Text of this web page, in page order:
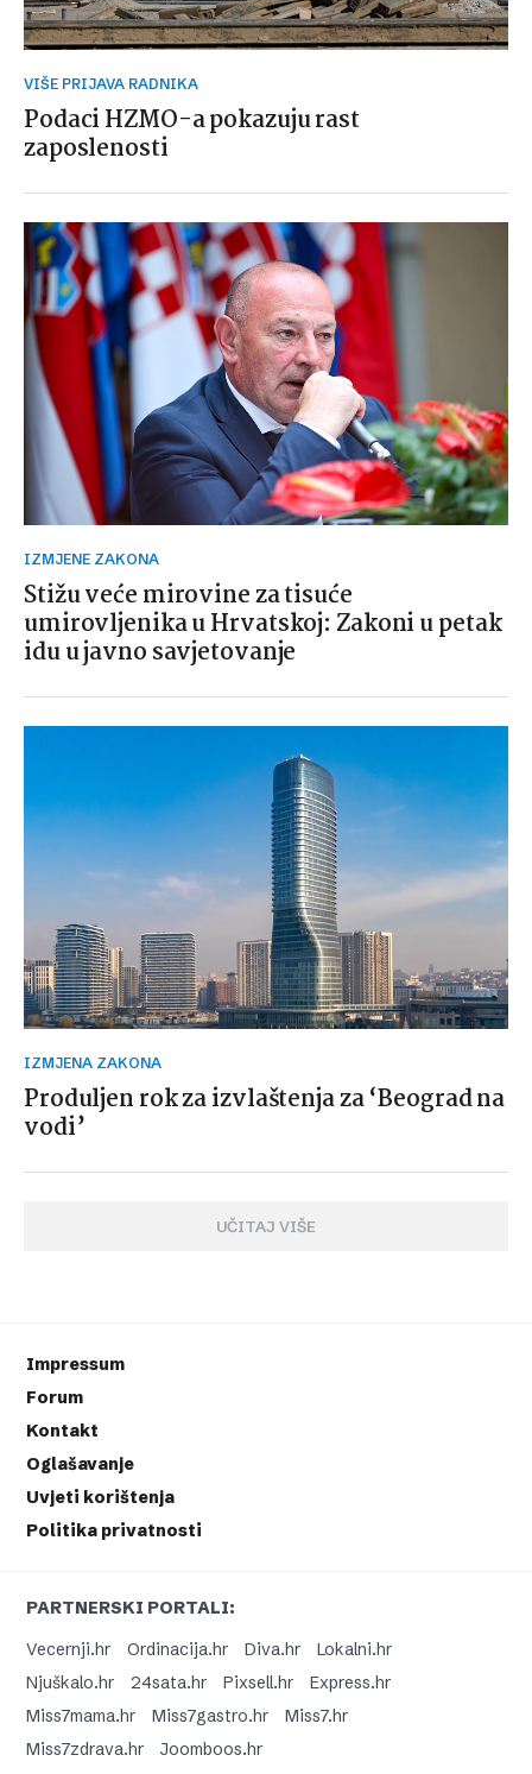
VIŠE PRIJAVA RADNIKA
Podaci HZMO-a pokazuju rast
zaposlenosti
IZMJENE ZAKONA
Stižu veće mirovine za tisuće
umirovljenika u Hrvatskoj: Zakoni u petak
idu u javno savjetovanje
IZMJENA ZAKONA
Produljen rok za izvlaštenja za ‘Beograd na
vodi’
UČITAJ VIŠE
Impressum
Forum
Kontakt
Oglašavanje
Uvjeti korištenja
Politika privatnosti
PARTNERSKI PORTALI:
Vecernji.hr
Ordinacija.hr Diva.hr
Lokalni.hr
Njuškalo.hr
24sata.hr Pixsell.hr
Express.hr
Miss7mama.hr
Miss7gastro.hr
Miss7.hr
Miss7zdrava.hr
Joomboos.hr